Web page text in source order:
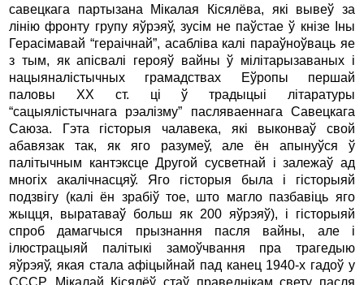
савецкага партызана Мікалая Кісялёва, які вывеў за
лінію фронту групу яўрэяў, зусім не паўстае ў кнізе Іны
Герасімавай “гераічнай”, асабліва калі параўноўваць яе
з тым, як апісвалі герояў вайны ў мілітарызаваных і
нацыяналістычных грамадствах Еўропы першай
паловы ХХ ст. ці ў традыцыі літаратуры
“сацыялістычнага рэалізму” пасляваеннага Савецкага
Саюза. Гэта гісторыя чалавека, які выконваў свой
абавязак так, як яго разумеў, але ён апынуўся ў
палітычным кантэксце Другой сусветнай і залежаў ад
многіх акалічнасцяў. Яго гісторыя была і гісторыяй
подзвігу (калі ён зрабіў тое, што магло пазбавіць яго
жыцця, выратаваў больш як 200 яўрэяў), і гісторыяй
спроб дамагчыся прызнання пасля вайны, але і
ілюстрацыяй палітыкі замоўчвання пра трагедыю
яўрэяў, якая стала афіцыйнай пад канец 1940-х гадоў у
СССР. Мікалай Кісялёў стаў праведнікам свету пасля